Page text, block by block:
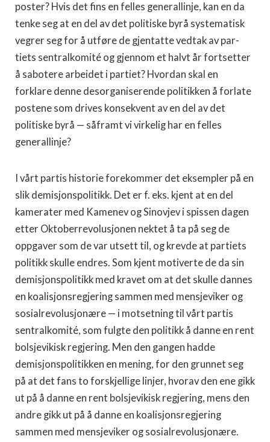
poster? Hvis det fins en felles generallinje, kan en da
tenke seg at en del av det politiske byrå systematisk
vegrer seg for å utføre de gjentatte vedtak av par­
tiets sentralkomité og gjennom et halvt år fortsetter
å sabotere ar­beidet i partiet? Hvordan skal en
forklare denne desorganiserende politikken å forlate
postene som drives konsekvent av en del av det
politiske byrå — såframt vi virkelig har en felles
generallinje?
I vårt partis historie forekommer det eksempler på en
slik demisjonspolitikk. Det er f. eks. kjent at en del
kamerater med Kamenev og Sinovjev i spissen dagen
etter Oktoberrevolusjonen nektet å ta på seg de
oppgaver som de var utsett til, og krevde at partiets
politikk skulle endres. Som kjent motiverte de da sin
demisjonspolitikk med kravet om at det skulle dannes
en koalisjonsregjering sammen med mensjeviker og
sosialrevolusjonære — i motsetning til vårt partis
sentralkomité, som fulgte den politikk å danne en rent
bolsjevikisk regjering. Men den gangen hadde
demisjonspolitikken en mening, for den grunnet seg
på at det fans to forskjellige linjer, hvorav den ene gikk
ut på å danne en rent bolsjevikisk regjering, mens den
andre gikk ut på å danne en koalisjonsregjering
sammen med mensjeviker og sosialrevolusjonære.